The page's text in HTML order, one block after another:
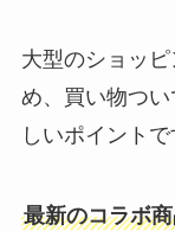
大型のショッ
め、買い物つ
しいポイントで
最新のコラボ